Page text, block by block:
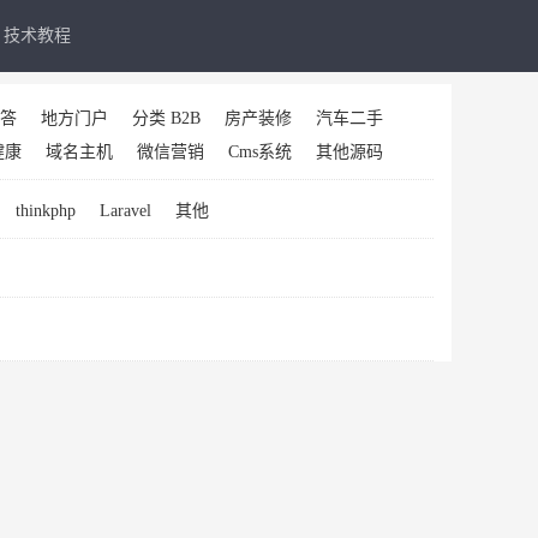
技术教程
地方门户 分类 B2B 房产装修
汽车二手
康
域名主机 微信营销 Cms系统 其他源码
thinkphp Laravel 其他